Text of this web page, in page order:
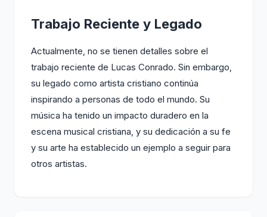
Trabajo Reciente y Legado
Actualmente, no se tienen detalles sobre el
trabajo reciente de Lucas Conrado. Sin embargo,
su legado como artista cristiano continúa
inspirando a personas de todo el mundo. Su
música ha tenido un impacto duradero en la
escena musical cristiana, y su dedicación a su fe
y su arte ha establecido un ejemplo a seguir para
otros artistas.